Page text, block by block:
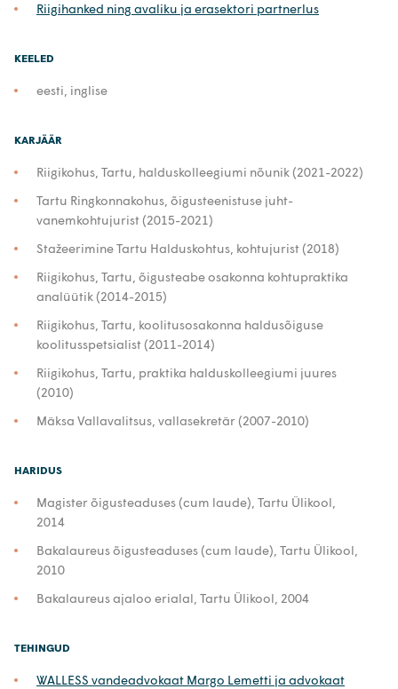
Riigihanked ning avaliku ja erasektori partnerlus
KEELED
eesti, inglise
KARJÄÄR
Riigikohus, Tartu, halduskolleegiumi nõunik (2021-2022)
Tartu Ringkonnakohus, õigusteenistuse juht-
vanemkohtujurist (2015-2021)
Stažeerimine Tartu Halduskohtus, kohtujurist (2018)
Riigikohus, Tartu, õigusteabe osakonna kohtupraktika
analüütik (2014-2015)
Riigikohus, Tartu, koolitusosakonna haldusõiguse
koolitusspetsialist (2011-2014)
Riigikohus, Tartu, praktika halduskolleegiumi juures
(2010)
Mäksa Vallavalitsus, vallasekretär (2007-2010)
HARIDUS
Magister õigusteaduses (cum laude), Tartu Ülikool,
2014
Bakalaureus õigusteaduses (cum laude), Tartu Ülikool,
2010
Bakalaureus ajaloo erialal, Tartu Ülikool, 2004
TEHINGUD
WALLESS vandeadvokaat Margo Lemetti ja advokaat